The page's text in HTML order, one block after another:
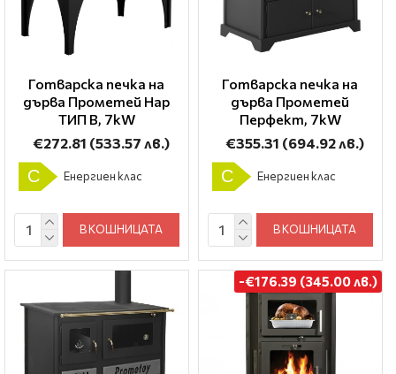
Готварска печка на
дърва Прометей Нар
ТИП B, 7kW
€272.81 (533.57 лв.)
C Енергиен клас
В КОШНИЦАТА
Готварска печка на
дърва Прометей
Перфект, 7kW
€355.31 (694.92 лв.)
C Енергиен клас
В КОШНИЦАТА
-€176.39 (345.00 лв.)